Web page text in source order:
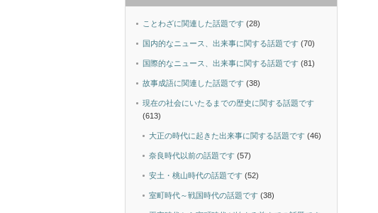
ことわざに関連した話題です (28)
国内的なニュース、出来事に関する話題です (70)
国際的なニュース、出来事に関する話題です (81)
故事成語に関連した話題です (38)
現在の社会にいたるまでの歴史に関する話題です
(613)
大正の時代に起きた出来事に関する話題です (46)
奈良時代以前の話題です (57)
安土・桃山時代の話題です (52)
室町時代～戦国時代の話題です (38)